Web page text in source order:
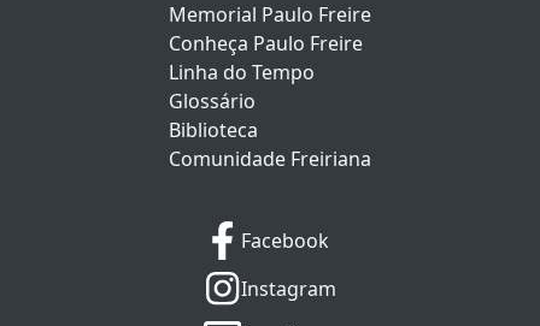
Memorial Paulo Freire
Conheça Paulo Freire
Linha do Tempo
Glossário
Biblioteca
Comunidade Freiriana
Facebook
Instagram